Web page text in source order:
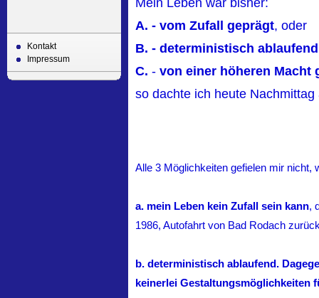
Kontakt
Impressum
Mein Leben war bisher:
A. - vom Zufall geprägt, oder
B. - deterministisch ablaufend
C. - von einer höheren Macht
so dachte ich heute
Alle 3 Möglichkeiten gefielen mir nicht,
a. mein Leben kein Zufall sein kann,
1986, Autofahrt von Bad Rodach
b. deterministisch ablaufend.
keinerlei Gestaltungsmöglichkeiten